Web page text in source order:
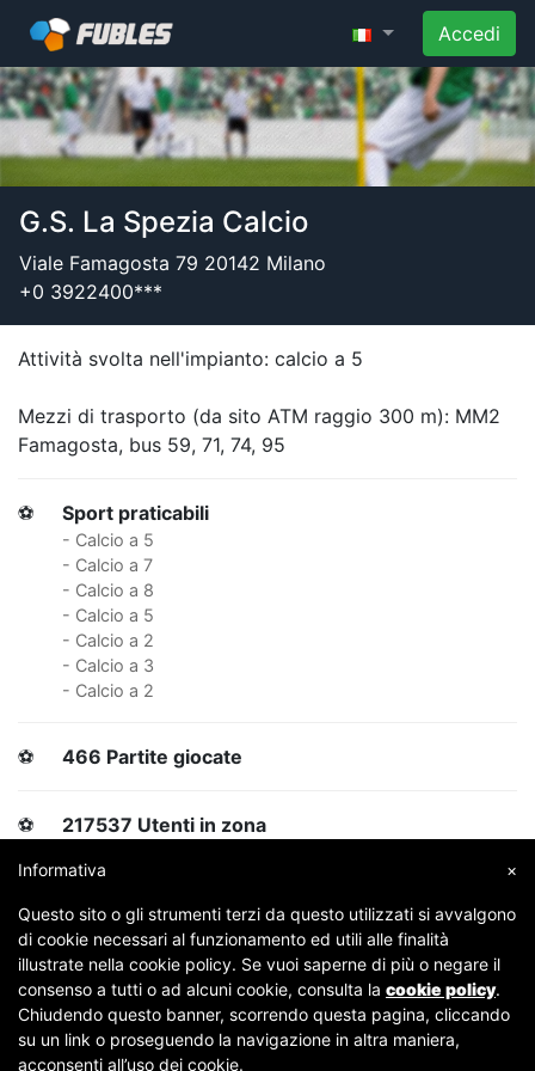
Accedi
G.S. La Spezia Calcio
Viale Famagosta 79 20142 Milano
+0 3922400***
Attività svolta nell'impianto: calcio a 5
Mezzi di trasporto (da sito ATM raggio 300 m): MM2
Famagosta, bus 59, 71, 74, 95
⚽ Sport praticabili
- Calcio a 5
- Calcio a 7
- Calcio a 8
- Calcio a 5
- Calcio a 2
- Calcio a 3
- Calcio a 2
⚽ 466 Partite giocate
⚽ 217537 Utenti in zona
⚽ 108 Followers
Copyright © 2007-2026 Fubles Srl, Via Disciplini 18, 20123 Milano - CF/P.IVA 06769730968 - Capitale
×
Informativa
Questo sito o gli strumenti terzi da questo utilizzati si avvalgono
di cookie necessari al funzionamento ed utili alle finalità
illustrate nella cookie policy. Se vuoi saperne di più o negare il
consenso a tutti o ad alcuni cookie, consulta la cookie policy.
Chiudendo questo banner, scorrendo questa pagina, cliccando
su un link o proseguendo la navigazione in altra maniera,
acconsenti all’uso dei cookie.